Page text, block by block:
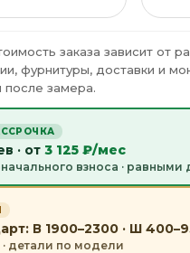
заказа зависит от
фурнитуры, доставки и
после замера.
· от3 125 ₽/мес
взноса ·
В 1900–2300 · Ш
· детали по модели